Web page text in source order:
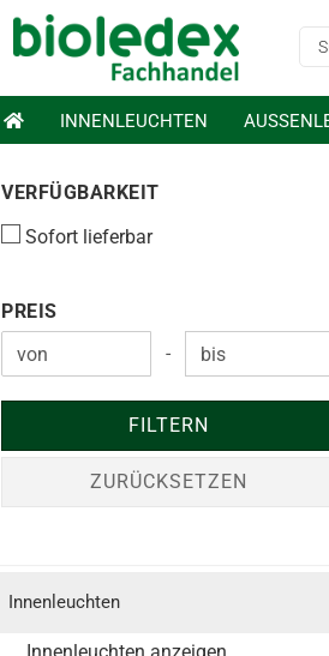
INNENLEUCHTEN
VERFÜGBARKEIT
VERFÜGBARKEIT
Sofort lieferbar
PREIS
PREIS
Preis bis
-
FILTERN
ZURÜCKSETZEN
Innenleuchten